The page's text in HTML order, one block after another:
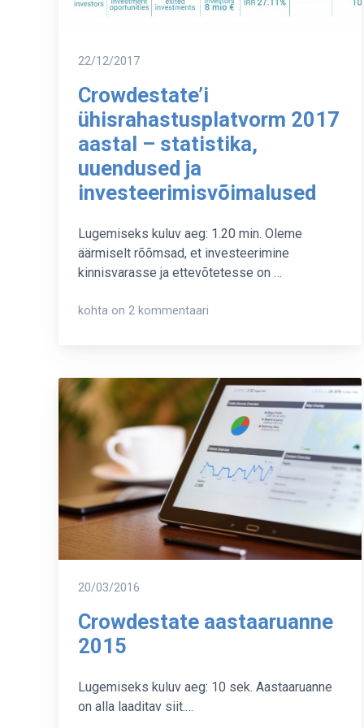
Postitatud
22/12/2017
Crowdestate’i
ühisrahastusplatvorm 2017
aastal – statistika,
uuendused ja
investeerimisvõimalused
Lugemiseks kuluv aeg: 1.20 min. Oleme
äärmiselt rõõmsad, et investeerimine
kinnisvarasse ja ettevõtetesse on …
Crowdestate’i
–
statistika,
uuendused
investeerimisvõimalused
kohta on 2 kommentaari
Postitatud
20/03/2016
Crowdestate aastaaruanne
2015
Lugemiseks kuluv aeg: 10 sek. Aastaaruanne
on alla laaditav siit.…